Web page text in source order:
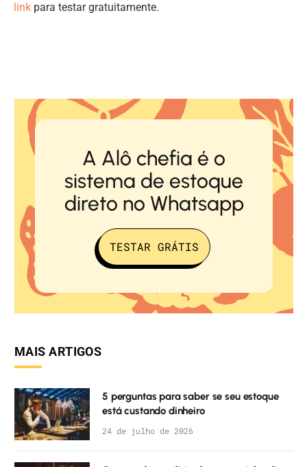
link para testar gratuitamente.
A Alô chefia é o
sistema de estoque
direto no Whatsapp
TESTAR GRÁTIS
MAIS ARTIGOS
5 perguntas para saber se seu estoque
está custando dinheiro
24 de julho de 2026